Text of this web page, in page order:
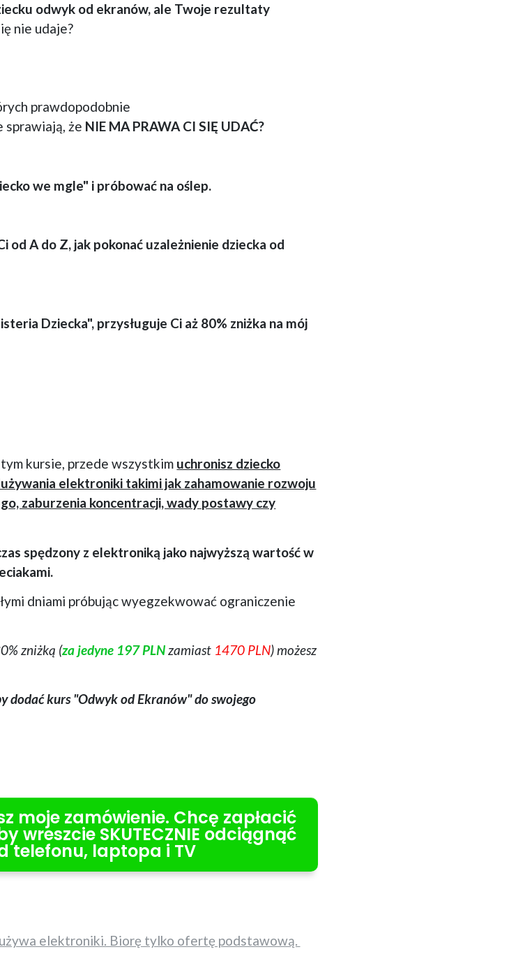
odwyk od ekranów, ale Twoje rezultaty
nie udaje?
prawdopodobnie
sprawiają, że NIE MA PRAWA CI SIĘ UDAĆ?
we mgle" i próbować na oślep.
od A do Z, jak pokonać uzależnienie dziecka od
Dziecka", przysługuje Ci aż 80% zniżka na mój
kursie, przede wszystkim uchronisz dziecko
elektroniki takimi jak zahamowanie rozwoju
zaburzenia koncentracji, wady postawy czy
spędzony z elektroniką jako najwyższą wartość w
dniami próbując wyegzekwować ograniczenie
zniżką (za jedyne 197 PLNzamiast 1470 PLN) możesz
dodać kurs "Odwyk od Ekranów" do swojego
moje zamówienie. Chcę zapłacić
wreszcie SKUTECZNIE odciągnąć
telefonu, laptopa i TV
elektroniki. Biorę tylko ofertę podstawową.